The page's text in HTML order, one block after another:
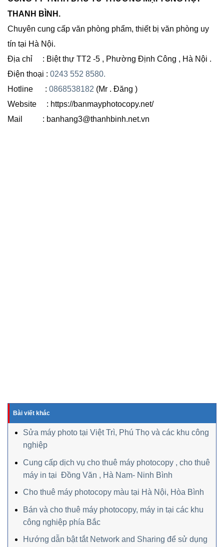
THANH BÌNH.
Chuyên cung cấp văn phòng phẩm, thiết bị văn phòng uy
tín tại Hà Nội.
Địa chỉ : Biệt thự TT2 -5 , Phường Định Công , Hà Nội .
Điện thoại : 0243 552 8580.
Hotline : 0868538182 (Mr . Đăng )
Website : https://banmayphotocopy.net/
Mail : banhang3@thanhbinh.net.vn
Bài viết khác
Sửa máy photo tại Việt Trì, Phú Thọ và các khu công
nghiệp
Cung cấp dịch vụ cho thuê máy photocopy , cho thuê
máy in tại Đồng Văn , Hà Nam- Ninh Bình
Cho thuê máy photocopy màu tại Hà Nội, Hòa Bình
Bán và cho thuê máy photocopy, máy in tại các khu
công nghiệp phía Bắc
Hướng dẫn bật tắt Network and Sharing để sử dụng